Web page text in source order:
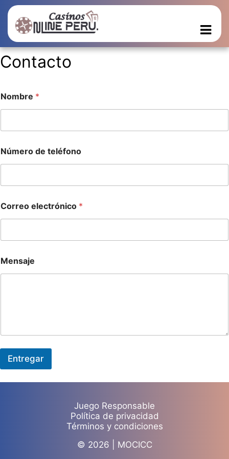
Contacto
Nombre *
o
r
e
N
ú
m
r
d
Número de teléfono
Correo electrónico *
Mensaje
Entregar
Juego Responsable
Política de privacidad
Términos y condiciones
© 2026 | MOCICC